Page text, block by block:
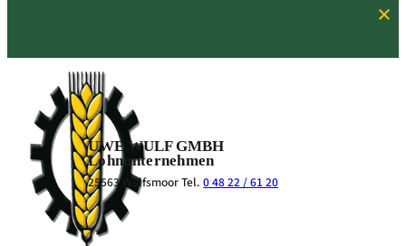
UWE WULFGMBH
Lohnunternehmen
25563 WulfsmoorTel.0 48 22 / 61 20